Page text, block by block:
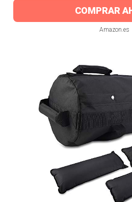
COMPRAR
Amazon.es